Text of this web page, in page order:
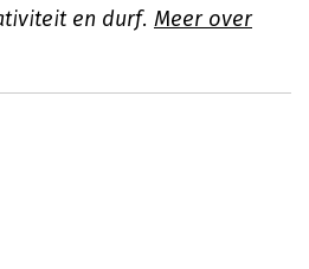
en durf. Meer over